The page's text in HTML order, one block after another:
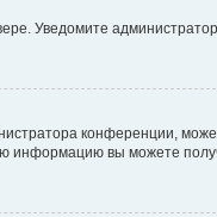
Уведомите
конференции,
информацию вы можете